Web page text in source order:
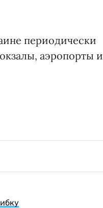
периодически
аэропорты и